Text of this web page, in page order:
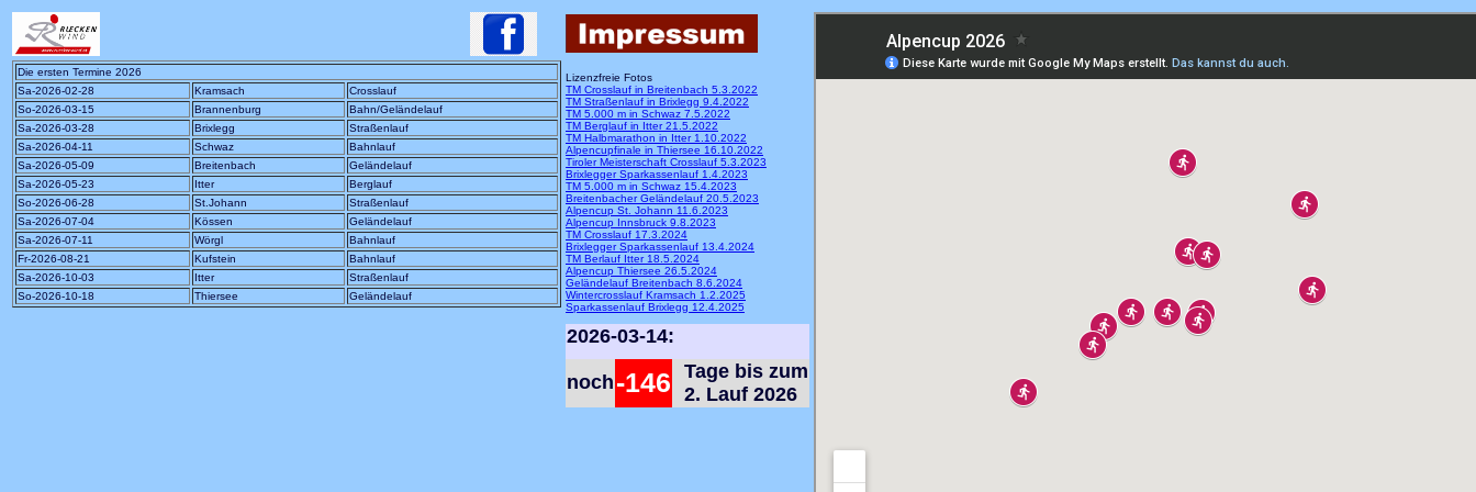
Die ersten Termine 2026
Sa-2026-02-28
Kramsach
Crosslauf
So-2026-03-15
Brannenburg
Bahn/Geländelauf
Sa-2026-03-28
Brixlegg
Straßenlauf
Sa-2026-04-11
Schwaz
Bahnlauf
Sa-2026-05-09
Breitenbach
Geländelauf
Sa-2026-05-23
Itter
Berglauf
So-2026-06-28
St.Johann
Straßenlauf
Sa-2026-07-04
Kössen
Geländelauf
Sa-2026-07-11
Wörgl
Bahnlauf
Fr-2026-08-21
Kufstein
Bahnlauf
Sa-2026-10-03
Itter
Straßenlauf
So-2026-10-18
Thiersee Geländelauf
Lizenzfreie Fotos
TM Crosslauf in Breitenbach 5.3.2022
TM Straßenlauf in Brixlegg 9.4.2022
TM 5.000 m in Schwaz 7.5.2022
TM Berglauf in Itter 21.5.2022
TM Halbmarathon in Itter 1.10.2022
Alpencupfinale in Thiersee 16.10.2022
Tiroler Meisterschaft Crosslauf 5.3.2023
Brixlegger Sparkassenlauf 1.4.2023
TM 5.000 m in Schwaz 15.4.2023
Breitenbacher Geländelauf 20.5.2023
Alpencup St. Johann 11.6.2023
Alpencup Innsbruck 9.8.2023
TM Crosslauf 17.3.2024
Brixlegger Sparkassenlauf 13.4.2024
TM Berlauf Itter 18.5.2024
Alpencup Thiersee 26.5.2024
Geländelauf Breitenbach 8.6.2024
Wintercrosslauf Kramsach 1.2.2025
Sparkassenlauf Brixlegg 12.4.2025
2026-03-14:
noch -146
Tage bis zum
2. Lauf 2026